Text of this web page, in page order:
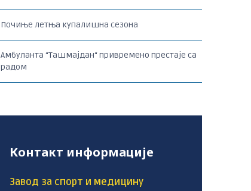
Почиње летња купалишна сезона
Амбуланта “Ташмајдан“ привремено престаје са
радом
Контакт информације
Завод за спорт и медицину